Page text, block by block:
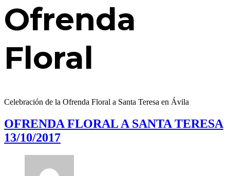
Ofrenda
Floral
Celebración de la Ofrenda Floral a Santa Teresa en Ávila
OFRENDA FLORAL A SANTA TERESA
13/10/2017